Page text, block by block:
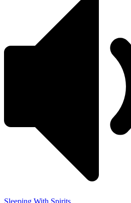
Sleeping With Spirits